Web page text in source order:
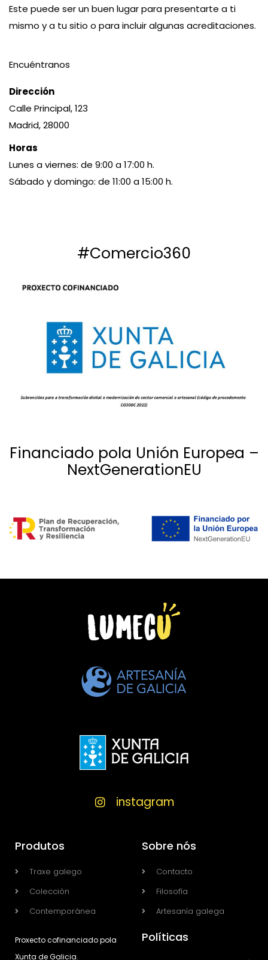
Este puede ser un buen lugar para presentarte a ti
mismo y a tu sitio o para incluir algunas acreditaciones.
Encuéntranos
Dirección
Calle Principal, 123
Madrid, 28000
Horas
Lunes a viernes: de 9:00 a 17:00 h.
Sábado y domingo: de 11:00 a 15:00 h.
#Comercio360
Financiado pola Unión Europea –
NextGenerationEU
instagram
Produtos
Traxe galego
Colección
Contemporánea
Sobre nós
Contacto
Filosofía
Artesanía galega
Proxecto cofinanciado pola
Xunta de Galicia.
Políticas